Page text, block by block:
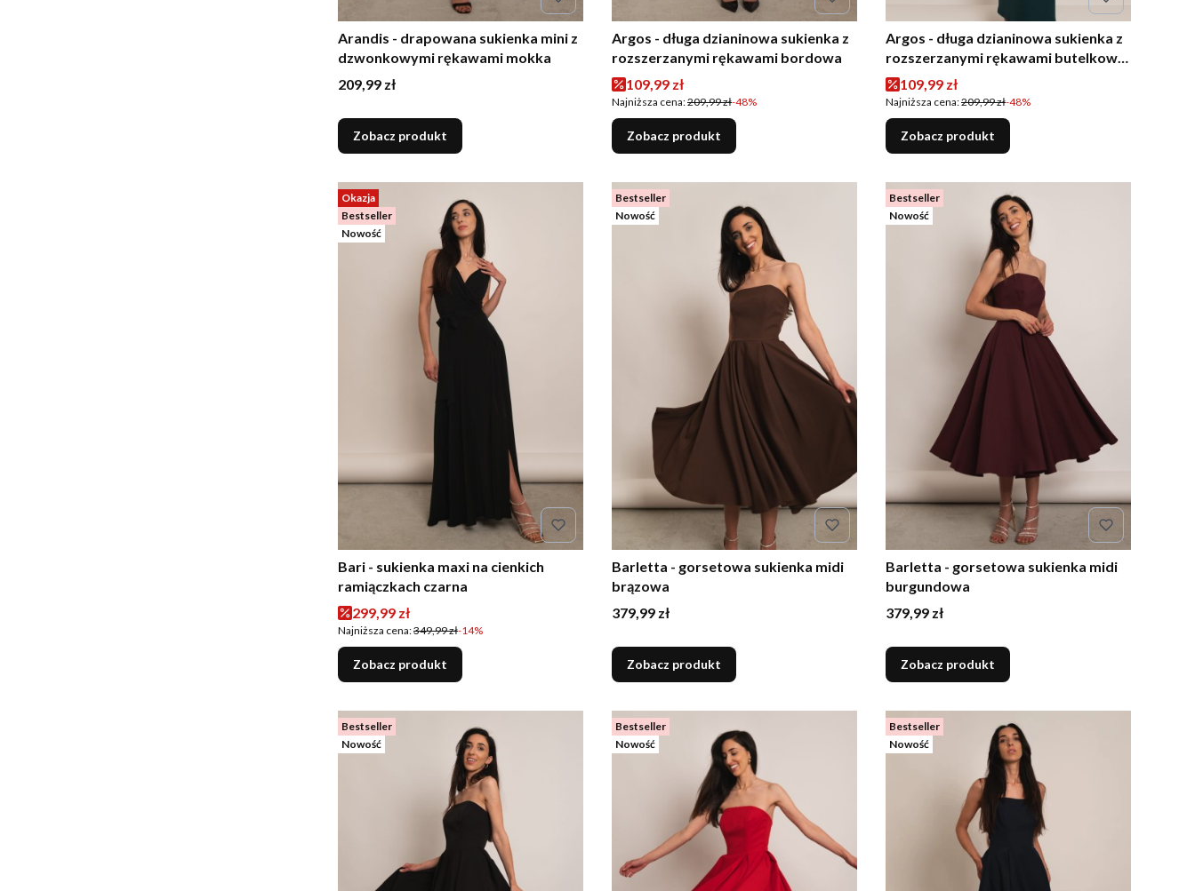
Arandis - drapowana sukienka mini z
dzwonkowymi rękawami mokka
Cena
209,99 zł
Zobacz produkt
Argos - długa dzianinowa sukienka z
rozszerzanymi rękawami bordowa
Cena promocyjna
109,99 zł
Najniższa cena:209,99 zł-48%
Zobacz produkt
Argos - długa dzianinowa sukienka z
rozszerzanymi rękawami butelkowa
zieleń
Cena promocyjna
109,99 zł
Najniższa cena:209,99 zł-48%
Zobacz produkt
Okazja
Bestseller
Nowość
Bari - sukienka maxi na cienkich
ramiączkach czarna
Cena promocyjna
299,99 zł
Najniższa cena:349,99 zł-14%
Zobacz produkt
Bestseller
Nowość
Barletta - gorsetowa sukienka midi
brązowa
Cena
379,99 zł
Zobacz produkt
Bestseller
Nowość
Barletta - gorsetowa sukienka midi
burgundowa
Cena
379,99 zł
Zobacz produkt
Bestseller
Nowość
Bestseller
Nowość
Bestseller
Nowość